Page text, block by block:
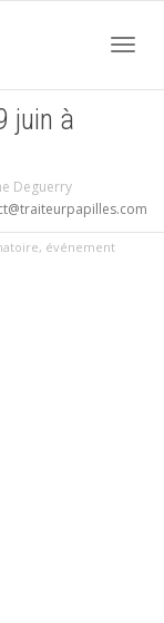
juin à
Deguerry
, événement